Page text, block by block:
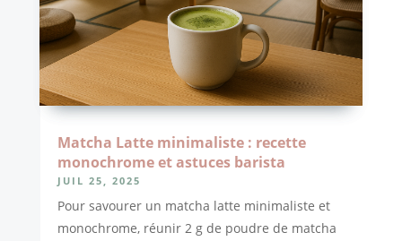
Matcha Latte minimaliste : recette
monochrome et astuces barista
JUIL 25, 2025
Pour savourer un matcha latte minimaliste et
monochrome, réunir 2 g de poudre de matcha